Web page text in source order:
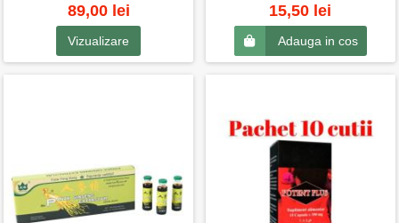
89,00 lei
Vizualizare
15,50 lei
Adauga in cos